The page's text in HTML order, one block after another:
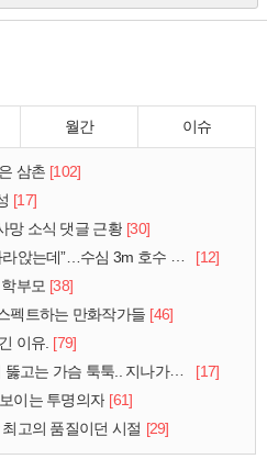
월간 이슈
삼촌 [102]
[17]
망 소식 댓글 근황 [30]
”…수심 3m 호수 뛰어든 60대 의인
[12]
부모 [38]
펙트하는 만화작가들 [46]
이유. [79]
가슴 툭툭.. 지나가던 아재의 정체
[17]
이는 투명의자 [61]
고의 품질이던 시절 [29]